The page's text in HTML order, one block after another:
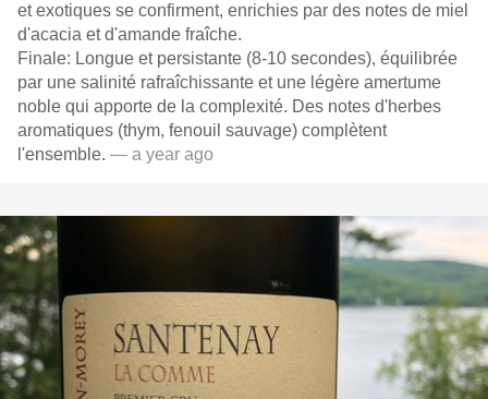
et exotiques se confirment, enrichies par des notes de miel
d'acacia et d'amande fraîche.
Finale: Longue et persistante (8-10 secondes), équilibrée
par une salinité rafraîchissante et une légère amertume
noble qui apporte de la complexité. Des notes d'herbes
aromatiques (thym, fenouil sauvage) complètent
l'ensemble. — a year ago